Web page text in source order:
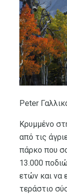
Peter
Κρυμμένο
από τις
πάρκο που
13.000
ετών και να
τεράστιο